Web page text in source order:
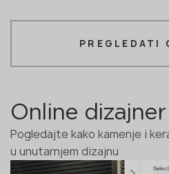
PREGLEDATI
Online dizajner
Pogledajte kako kamenje i
u unutarnjem dizajnu